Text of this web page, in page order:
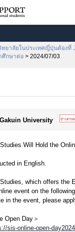
าลัยในประเทศญี่ปุ่นต้องที่
ศึกษาต่อ > 2024/07/03
University
Will Hold the
in English.
which offers the
event on the
in the event, please
Open Day＞
sis-online-open-